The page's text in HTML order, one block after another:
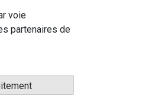
voie
partenaires de